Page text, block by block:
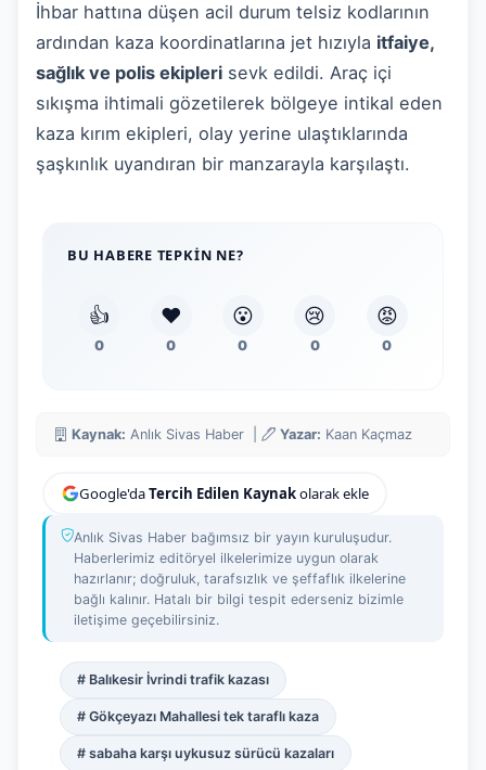
İhbar hattına düşen acil durum telsiz kodlarının
ardından kaza koordinatlarına jet hızıyla itfaiye,
sağlık ve polis ekipleri sevk edildi. Araç içi
sıkışma ihtimali gözetilerek bölgeye intikal eden
kaza kırım ekipleri, olay yerine ulaştıklarında
şaşkınlık uyandıran bir manzarayla karşılaştı.
BU HABERE TEPKIN NE?
👍
0
❤️
0
😮
0
😢
0
😡
0
Kaynak: Anlık Sivas Haber | Yazar: Kaan Kaçmaz
Google'daTercih Edilen Kaynakolarak ekle
Anlık Sivas Haber bağımsız bir yayın kuruluşudur.
Haberlerimiz editöryel ilkelerimize uygun olarak
hazırlanır; doğruluk, tarafsızlık ve şeffaflık ilkelerine
bağlı kalınır. Hatalı bir bilgi tespit ederseniz bizimle
iletişime geçebilirsiniz.
# Balıkesir İvrindi trafik kazası
# Gökçeyazı Mahallesi tek taraflı kaza
# sabaha karşı uykusuz sürücü kazaları